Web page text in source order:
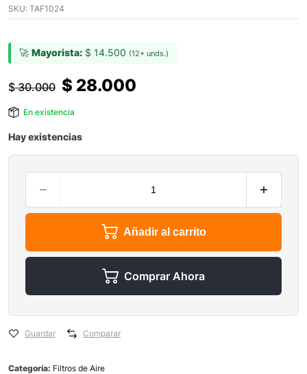
SKU: TAF1024
🚀 Mayorista: $ 14.500 (12+ unds.)
$30.000 $ 28.000
En existencia
Hay existencias
Añadir al carrito
Comprar Ahora
Guardar Comparar
Categoría: Filtros de Aire